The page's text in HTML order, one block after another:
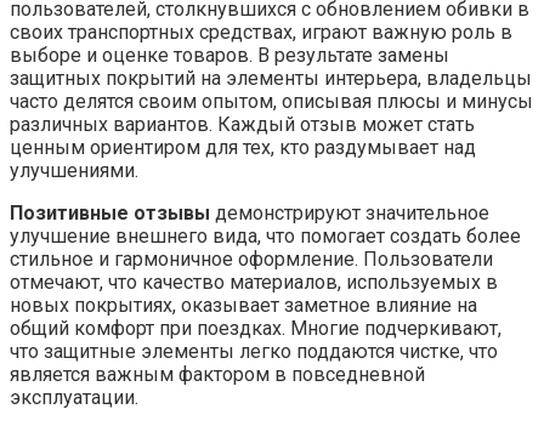
пользователей, столкнувшихся с обновлением обивки в
своих транспортных средствах, играют важную роль в
выборе и оценке товаров. В результате замены
защитных покрытий на элементы интерьера, владельцы
часто делятся своим опытом, описывая плюсы и минусы
различных вариантов. Каждый отзыв может стать
ценным ориентиром для тех, кто раздумывает над
улучшениями.
Позитивные отзывы демонстрируют значительное
улучшение внешнего вида, что помогает создать более
стильное и гармоничное оформление. Пользователи
отмечают, что качество материалов, используемых в
новых покрытиях, оказывает заметное влияние на
общий комфорт при поездках. Многие подчеркивают,
что защитные элементы легко поддаются чистке, что
является важным фактором в повседневной
эксплуатации.